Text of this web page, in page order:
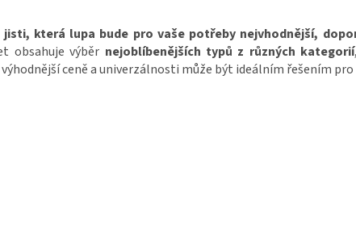
l
á
d
která lupa bude pro vaše potřeby nejvhodnější,
obsahuje výběr nejoblíbenějších typů z různých kategorií
ceně a univerzálnosti může být ideálním řešením